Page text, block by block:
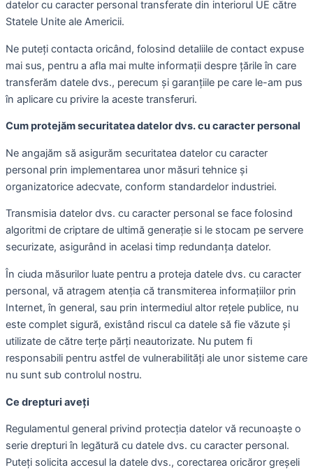
datelor cu caracter personal transferate din interiorul UE către
Statele Unite ale Americii.
Ne puteți contacta oricând, folosind detaliile de contact expuse
mai sus, pentru a afla mai multe informații despre țările în care
transferăm datele dvs., perecum și garanțiile pe care le-am pus
în aplicare cu privire la aceste transferuri.
Cum protejăm securitatea datelor dvs. cu caracter personal
Ne angajăm să asigurăm securitatea datelor cu caracter
personal prin implementarea unor măsuri tehnice și
organizatorice adecvate, conform standardelor industriei.
Transmisia datelor dvs. cu caracter personal se face folosind
algoritmi de criptare de ultimă generație si le stocam pe servere
securizate, asigurând in acelasi timp redundanța datelor.
În ciuda măsurilor luate pentru a proteja datele dvs. cu caracter
personal, vă atragem atenţia că transmiterea informaţiilor prin
Internet, în general, sau prin intermediul altor reţele publice, nu
este complet sigură, existând riscul ca datele să fie văzute şi
utilizate de către terţe părţi neautorizate. Nu putem fi
responsabili pentru astfel de vulnerabilități ale unor sisteme care
nu sunt sub controlul nostru.
Ce drepturi aveți
Regulamentul general privind protecția datelor vă recunoaște o
serie drepturi în legătură cu datele dvs. cu caracter personal.
Puteți solicita accesul la datele dvs., corectarea oricăror greșeli